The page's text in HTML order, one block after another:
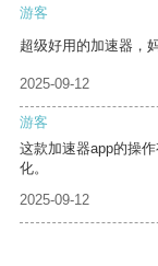
游客
超级好用的加速器，
2025-09-12
游客
这款加速器app的操
化。
2025-09-12